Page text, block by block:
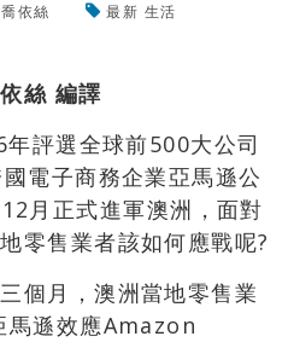
喬依絲 最新 生活
絲 編譯
評選全球前500大公司
電子商務企業亞馬遜公
月正式進軍澳洲，面對
零售業者該如何應戰呢?
個月，澳洲當地零售業
馬遜效應Amazon